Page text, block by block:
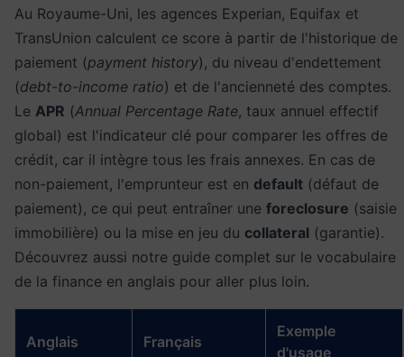
Au Royaume-Uni, les agences Experian, Equifax et
TransUnion calculent ce score à partir de l'historique de
paiement (payment history), du niveau d'endettement
(debt-to-income ratio) et de l'ancienneté des comptes.
Le APR (Annual Percentage Rate, taux annuel effectif
global) est l'indicateur clé pour comparer les offres de
crédit, car il intègre tous les frais annexes. En cas de
non-paiement, l'emprunteur est en default (défaut de
paiement), ce qui peut entraîner une foreclosure (saisie
immobilière) ou la mise en jeu du collateral (garantie).
Découvrez aussi notre guide complet sur le vocabulaire
de la finance en anglais pour aller plus loin.
Anglais Français
Exemple
d'usage